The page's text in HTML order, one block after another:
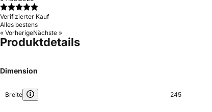
Verifizierter Kauf
Alles bestens
« VorherigeNächste »
Produktdetails
Dimension
Breite 245